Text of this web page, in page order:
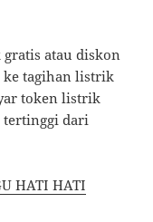
gratis atau diskon
ke tagihan listrik
token listrik
tertinggi dari
HATI HATI